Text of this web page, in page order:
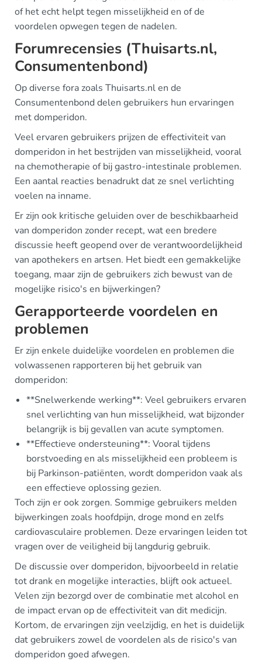
of het echt helpt tegen misselijkheid en of de
voordelen opwegen tegen de nadelen.
Forumrecensies (Thuisarts.nl,
Consumentenbond)
Op diverse fora zoals Thuisarts.nl en de
Consumentenbond delen gebruikers hun ervaringen
met domperidon.
Veel ervaren gebruikers prijzen de effectiviteit van
domperidon in het bestrijden van misselijkheid, vooral
na chemotherapie of bij gastro-intestinale problemen.
Een aantal reacties benadrukt dat ze snel verlichting
voelen na inname.
Er zijn ook kritische geluiden over de beschikbaarheid
van domperidon zonder recept, wat een bredere
discussie heeft geopend over de verantwoordelijkheid
van apothekers en artsen. Het biedt een gemakkelijke
toegang, maar zijn de gebruikers zich bewust van de
mogelijke risico's en bijwerkingen?
Gerapporteerde voordelen en
problemen
Er zijn enkele duidelijke voordelen en problemen die
volwassenen rapporteren bij het gebruik van
domperidon:
**Snelwerkende werking**: Veel gebruikers ervaren
snel verlichting van hun misselijkheid, wat bijzonder
belangrijk is bij gevallen van acute symptomen.
**Effectieve ondersteuning**: Vooral tijdens
borstvoeding en als misselijkheid een probleem is
bij Parkinson-patiënten, wordt domperidon vaak als
een effectieve oplossing gezien.
Toch zijn er ook zorgen. Sommige gebruikers melden
bijwerkingen zoals hoofdpijn, droge mond en zelfs
cardiovasculaire problemen. Deze ervaringen leiden tot
vragen over de veiligheid bij langdurig gebruik.
De discussie over domperidon, bijvoorbeeld in relatie
tot drank en mogelijke interacties, blijft ook actueel.
Velen zijn bezorgd over de combinatie met alcohol en
de impact ervan op de effectiviteit van dit medicijn.
Kortom, de ervaringen zijn veelzijdig, en het is duidelijk
dat gebruikers zowel de voordelen als de risico's van
domperidon goed afwegen.